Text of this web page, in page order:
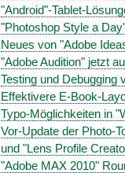
"Android"-Tablet-
"Photoshop Style a
Neues von "Adobe
"Adobe Audition" jetzt
Testing und Debugging
Effektivere E-Book-
Typo-Möglichkeiten in
Vor-Update der Photo-
und "Lens Profile
"Adobe MAX 2010"